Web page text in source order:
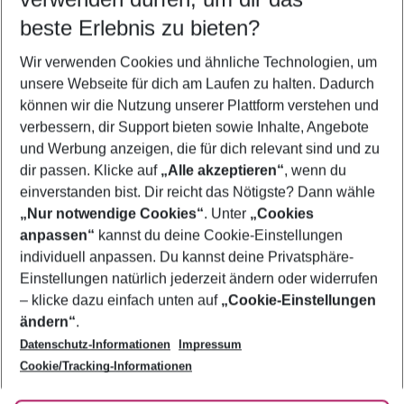
5-8 Nächte
2 Erwachsene Keine Kinder
Mehr Filter anzeigen
Footer
Footer navigation
Über uns
AGB
Bestpreisgarantie
Cookie-Einstellungen ändern
Cookie-Richtlinie
Agenturbetreuung
Barrierefreies Reisen
Folge uns
beste Erlebnis zu bieten?
Wir verwenden Cookies und ähnliche Technologien, um
unsere Webseite für dich am Laufen zu halten. Dadurch
können wir die Nutzung unserer Plattform verstehen und
verbessern, dir Support bieten sowie Inhalte, Angebote
und Werbung anzeigen, die für dich relevant sind und zu
dir passen. Klicke auf „Alle akzeptieren“, wenn du
einverstanden bist. Dir reicht das Nötigste? Dann wähle
„Nur notwendige Cookies“. Unter „Cookies
anpassen“ kannst du deine Cookie-Einstellungen
individuell anpassen. Du kannst deine Privatsphäre-
Einstellungen natürlich jederzeit ändern oder widerrufen
– klicke dazu einfach unten auf „Cookie-Einstellungen
ändern“.
Datenschutz-Informationen
Impressum
Cookie/Tracking-Informationen